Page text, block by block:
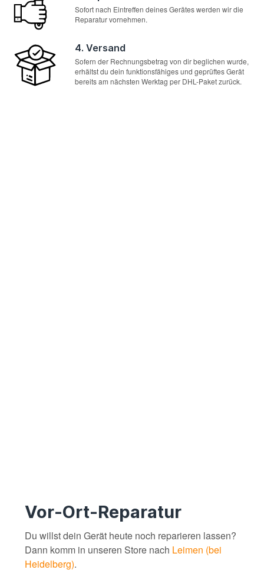
Sofort nach Eintreffen deines Gerätes werden wir die
Reparatur vornehmen.
4. Versand
Sofern der Rechnungsbetrag von dir beglichen wurde,
erhältst du dein funktionsfähiges und geprüftes Gerät
bereits am nächsten Werktag per DHL-Paket zurück.
Vor-Ort-Reparatur
Du willst dein Gerät heute noch reparieren lassen?
Dann komm in unseren Store nach Leimen (bei
Heidelberg).